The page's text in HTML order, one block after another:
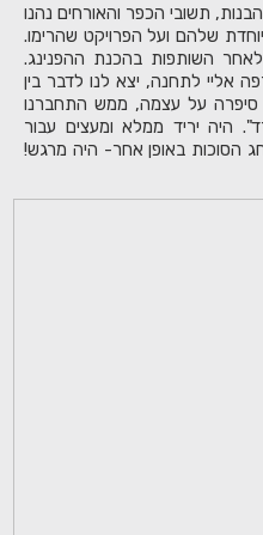
תשובי הכפר והאורחים נהנו
שלהם ועל הפרויקט שהרימו.
השותפות בהכנת ההפנינג.
לתחנה, יצא לנו לדבר בין
סיפרה על עצמה, ממש התחברנו
היה יריד ממלא ומעצים עבור
הסוכות באופן אחר- היה מרגש!